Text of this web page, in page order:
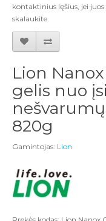
kontaktinius lęšius, jei
skalaukite.
Lion
gelis nuo
820g
Gamintojas: Lion